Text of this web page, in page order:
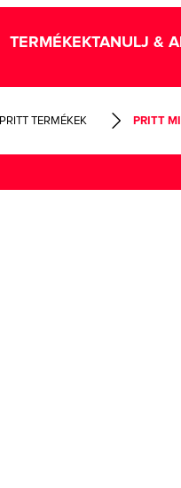
TERMÉKEKTANULJ &
PRITT TERMÉKEK PRITT